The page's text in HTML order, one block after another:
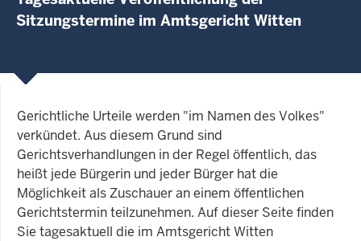
Sitzungstermine im Amtsgericht Witten
Gerichtliche Urteile werden "im Namen des Volkes"
verkündet. Aus diesem Grund sind
Gerichtsverhandlungen in der Regel öffentlich, das
heißt jede Bürgerin und jeder Bürger hat die
Möglichkeit als Zuschauer an einem öffentlichen
Gerichtstermin teilzunehmen. Auf dieser Seite finden
Sie tagesaktuell die im Amtsgericht Witten